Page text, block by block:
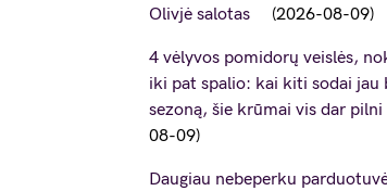
Olivjė salotas
2026-08-09
4 vėlyvos pomidorų veislės,
iki pat spalio: kai kiti sodai jau
sezoną, šie krūmai vis dar pilni
08-09
Daugiau nebeperku